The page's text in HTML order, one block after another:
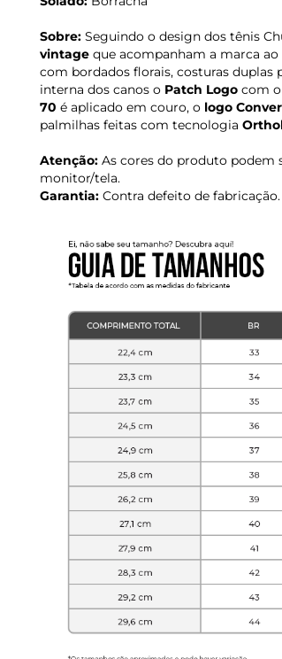
Sobre: Seguindo o design dos tênis
vintage que acompanham a marca
com bordados florais, costuras duplas
interna dos canos o Patch Logo com
70 é aplicado em couro, o logo
palmilhas feitas com tecnologia
Atenção: As cores do produto podem
monitor/tela.
Garantia: Contra defeito de fabricação.